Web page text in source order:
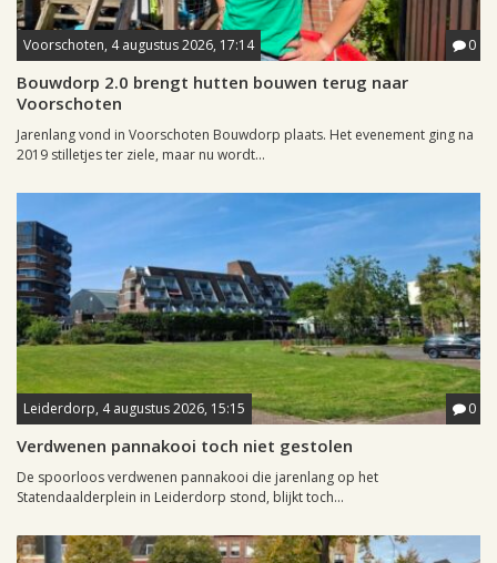
Voorschoten, 4 augustus 2026, 17:14 0
Bouwdorp 2.0 brengt hutten bouwen terug naar
Voorschoten
Jarenlang vond in Voorschoten Bouwdorp plaats. Het evenement ging na
2019 stilletjes ter ziele, maar nu wordt...
Leiderdorp, 4 augustus 2026, 15:15 0
Verdwenen pannakooi toch niet gestolen
De spoorloos verdwenen pannakooi die jarenlang op het
Statendaalderplein in Leiderdorp stond, blijkt toch...